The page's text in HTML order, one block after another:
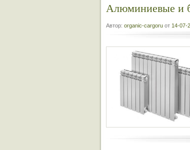
Алюминиевые и
Автор: organic-cargoru от 14-07-